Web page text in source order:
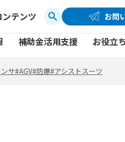
お問
製品一覧
テンツ
社員ブログ
サ#AGV#防爆#アシストスーツ
ポレートサイト お問
製品一覧
補助金活用支援 お役立
社員ブログ
サ#AGV#防爆#アシストスーツ